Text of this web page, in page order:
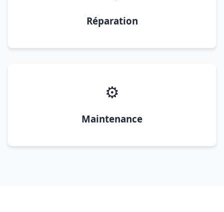
Réparation
⚙️
Maintenance